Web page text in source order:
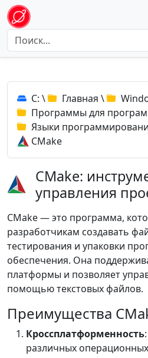
C: \ Главная \
Программы для
Языки
CMake
CMake:
управления
CMake — это программа,
разработчикам создавать
тестирования и упаковки
обеспечения. Она
платформы и позволяет
помощью текстовых файлов.
Преимущества
Кроссплатформенность
различных